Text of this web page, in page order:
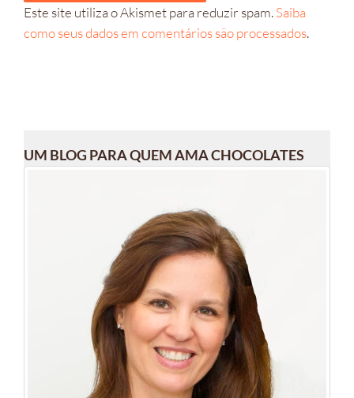
Este site utiliza o Akismet para reduzir spam.Saiba
como seus dados em comentários são processados.
UM BLOG PARA QUEM AMA CHOCOLATES